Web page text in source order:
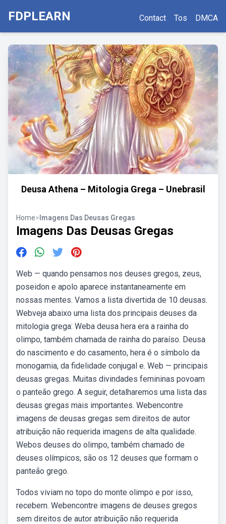
FDPLEARN Contact Tos DMCA
Deusa Athena – Mitologia Grega – Unebrasil
Home> Imagens Das Deusas Gregas
Imagens Das Deusas Gregas
Web — quando pensamos nos deuses gregos, zeus,
poseidon e apolo aparece instantaneamente em
nossas mentes. Vamos a lista divertida de 10 deusas.
Webveja abaixo uma lista dos principais deuses da
mitologia grega: Weba deusa hera era a rainha do
olimpo, também chamada de rainha do paraíso. Deusa
do nascimento e do casamento, hera é o símbolo da
monogamia, da fidelidade conjugal e. Web — principais
deusas gregas. Muitas divindades femininas povoam
o panteão grego. A seguir, detalharemos uma lista das
deusas gregas mais importantes. Webencontre
imagens de deusas gregas sem direitos de autor
atribuição não requerida imagens de alta qualidade.
Webos deuses do olimpo, também chamado de
deuses olímpicos, são os 12 deuses que formam o
panteão grego.
Todos viviam no topo do monte olimpo e por isso,
recebem. Webencontre imagens de deuses gregos
sem direitos de autor atribuição não requerida